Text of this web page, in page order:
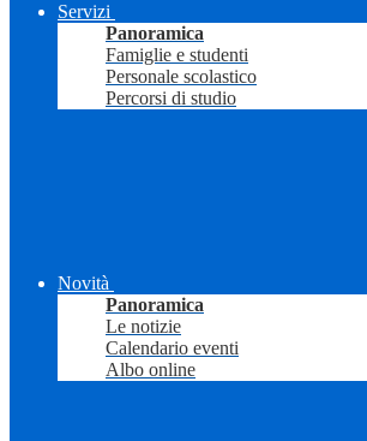
Servizi
Panoramica
Famiglie e studenti
Personale scolastico
Percorsi di studio
Novità
Panoramica
Le notizie
Calendario eventi
Albo online